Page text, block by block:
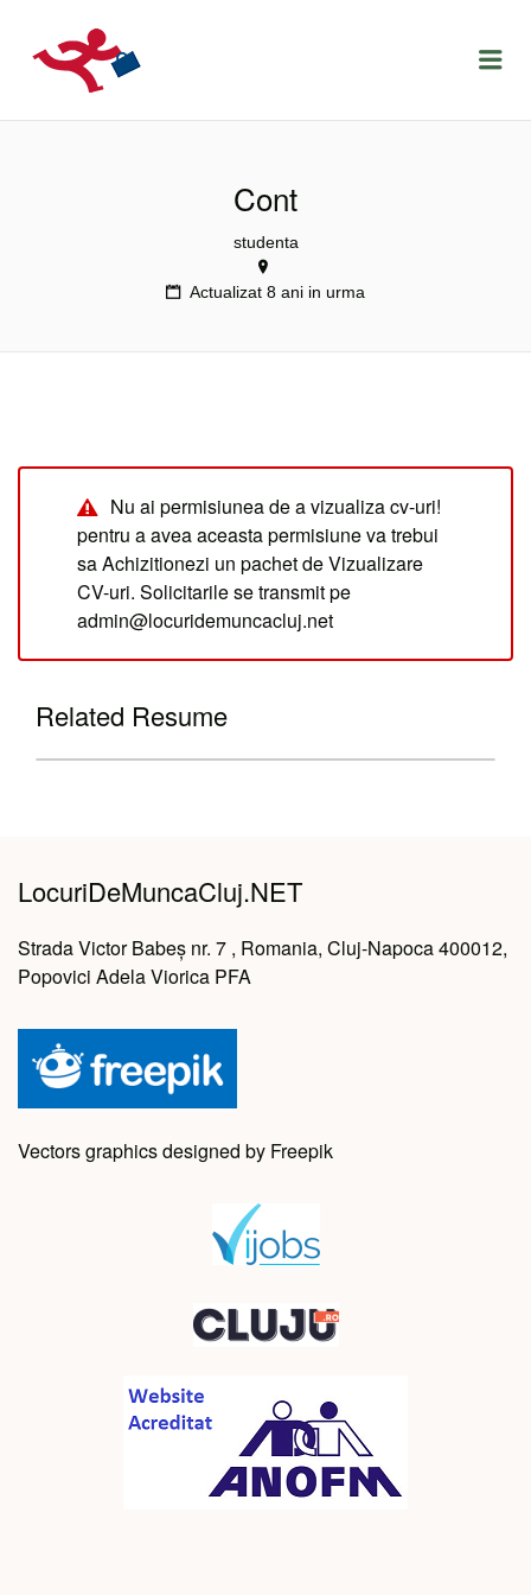
LOCURIDEMUNCACLUJ.NET
Cont
studenta
Actualizat 8 ani in urma
Nu ai permisiunea de a vizualiza cv-uri!
pentru a avea aceasta permisiune va trebui
sa Achizitionezi un pachet de Vizualizare
CV-uri. Solicitarile se transmit pe
admin@locuridemuncacluj.net
Related Resume
LocuriDeMuncaCluj.NET
Strada Victor Babeș nr. 7 , Romania, Cluj-Napoca 400012,
Popovici Adela Viorica PFA
Vectors graphics designed by Freepik